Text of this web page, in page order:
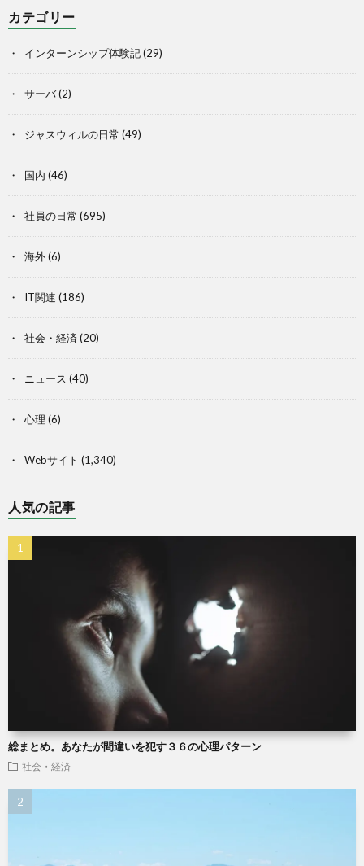
カテゴリー
インターンシップ体験記(29)
サーバ(2)
ジャスウィルの日常 (49)
国内 (46)
社員の日常 (695)
海外(6)
IT関連 (186)
社会・経済 (20)
ニュース (40)
心理 (6)
Webサイト (1,340)
人気の記事
総まとめ。あなたが間違いを犯す３６の心理パターン
社会・経済